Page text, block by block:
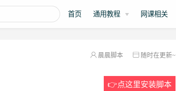
首页 通用教程 网课相关
晨晨脚本 随时在更新~
👉点这里安装脚本